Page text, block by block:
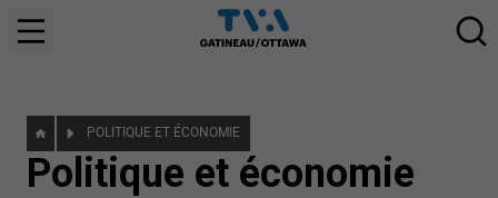
POLITIQUE ET ÉCONOMIE
Politique et économie